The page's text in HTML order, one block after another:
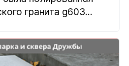
гранита g603...